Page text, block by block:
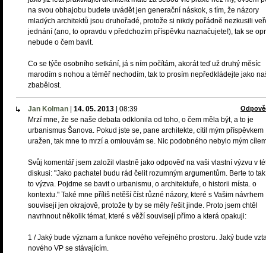
na svou obhajobu budete uvádět jen generační náskok, s tím, že názory
mladých architektů jsou druhořadé, protože si nikdy pořádně nezkusili
jednání (ano, to opravdu v předchozím příspěvku naznačujete!), tak se
nebude o čem bavit.
Co se týče osobního setkání, já s ním počítám, akorát teď už druhý měsíc
marodím s nohou a téměř nechodím, tak to prosím nepředkládejte jako
zbabělost.
Jan Kolman 14. 05. 2013 08:39
Mrzí mne, že se naše debata odklonila od toho, o čem měla být, a to je
urbanismus Šanova. Pokud jste se, pane architekte, cítil mým příspěvkem
uražen, tak mne to mrzí a omlouvám se. Nic podobného nebylo mým
Svůj komentář jsem založil vlastně jako odpověď na vaši vlastní výzvu v
diskusi: "Jako pachatel budu rád čelit rozumným argumentům. Berte to
to výzva. Pojdme se bavit o urbanismu, o architektuře, o historii místa. o
kontextu." Také mne příliš netěší číst různé názory, které s Vašim návrhem
souvisejí jen okrajově, protože ty by se měly řešit jinde. Proto jsem chtěl
navrhnout několik témat, které s věží souvisejí přímo a která opakuji:
1 / Jaký bude význam a funkce nového veřejného prostoru. Jaký bude
nového VP se stávajícím.